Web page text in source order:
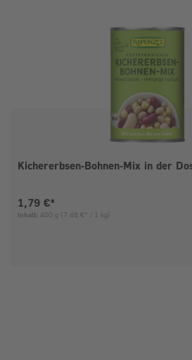
Kichererbsen-Bohnen-Mix in der
Aktueller Preis:
1,79 €*
Inhalt: 400 g (7,46 €* / 1 kg)